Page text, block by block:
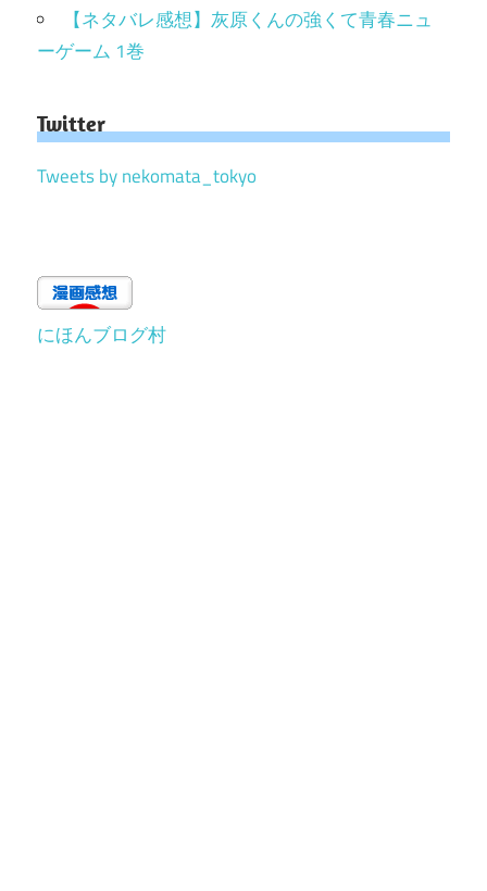
【ネタバレ感想】灰原くんの強くて青春ニュ
ーゲーム 1巻
Twitter
Tweets by nekomata_tokyo
にほんブログ村